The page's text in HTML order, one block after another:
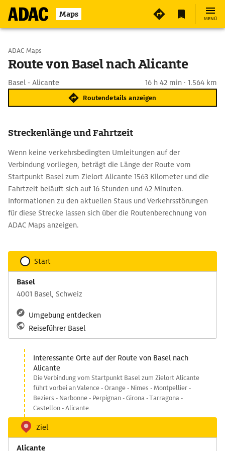
Maps MENÜ
Start wählen
ADAC Maps
Route von Basel nach Alicante
Basel - Alicante 16 h 42 min · 1.564 km
Routendetails anzeigen
Streckenlänge und Fahrtzeit
Wenn keine verkehrsbedingten Umleitungen auf der
Verbindung vorliegen, beträgt die Länge der Route vom
Startpunkt Basel zum Zielort Alicante 1563 Kilometer und die
Fahrtzeit beläuft sich auf 16 Stunden und 42 Minuten.
Informationen zu den aktuellen Staus und Verkehrsstörungen
für diese Strecke lassen sich über die Routenberechnung von
ADAC Maps anzeigen.
Start
Basel
4001 Basel, Schweiz
Umgebung entdecken
Reiseführer Basel
Interessante Orte auf der Route von Basel nach
Alicante
Die Verbindung vom Startpunkt Basel zum Zielort Alicante
führt vorbei an Valence - Orange - Nimes - Montpellier -
Beziers - Narbonne - Perpignan - Girona - Tarragona -
Castellon - Alicante.
Ziel
Alicante